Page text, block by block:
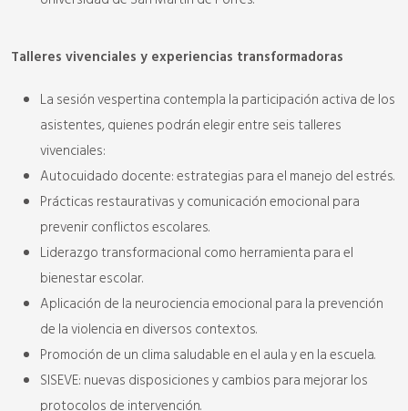
Talleres vivenciales y experiencias transformadoras
La sesión vespertina contempla la participación activa de los
asistentes, quienes podrán elegir entre seis talleres
vivenciales:
Autocuidado docente: estrategias para el manejo del estrés.
Prácticas restaurativas y comunicación emocional para
prevenir conflictos escolares.
Liderazgo transformacional como herramienta para el
bienestar escolar.
Aplicación de la neurociencia emocional para la prevención
de la violencia en diversos contextos.
Promoción de un clima saludable en el aula y en la escuela.
SISEVE: nuevas disposiciones y cambios para mejorar los
protocolos de intervención.